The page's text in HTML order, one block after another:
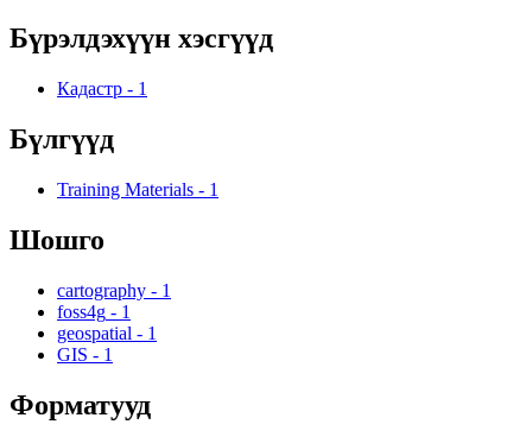
Бүрэлдэхүүн хэсгүүд
Кадастр - 1
Бүлгүүд
Training Materials - 1
Шошго
cartography - 1
foss4g - 1
geospatial - 1
GIS - 1
Форматууд